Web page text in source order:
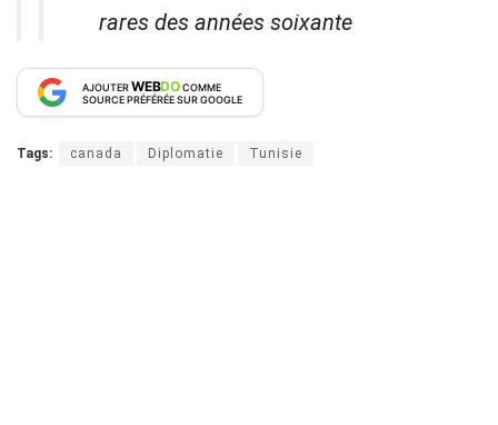
rares des années soixante
AJOUTERWEBDOCOMME
SOURCE PRÉFÉRÉE SUR GOOGLE
Tags: canada Diplomatie Tunisie